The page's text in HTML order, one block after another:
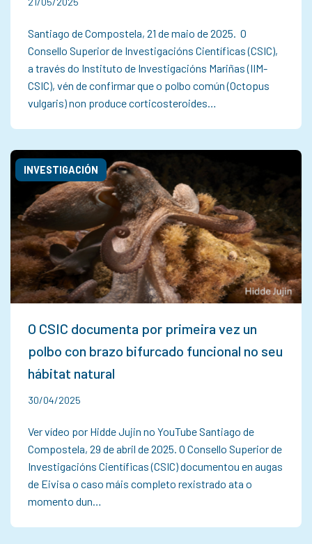
Santiago de Compostela, 21 de maio de 2025. O
Consello Superior de Investigacións Científicas (CSIC),
a través do Instituto de Investigacións Mariñas (IIM-
CSIC), vén de confirmar que o polbo común (Octopus
vulgaris) non produce corticosteroides…
O CSIC documenta por primeira vez un
polbo con brazo bifurcado funcional no seu
hábitat natural
INVESTIGACIÓN
30/04/2025
Ver vídeo por Hidde Jujin no YouTube Santiago de
Compostela, 29 de abril de 2025. O Consello Superior de
Investigacións Científicas (CSIC) documentou en augas
de Eivisa o caso máis completo rexistrado ata o
momento dun…